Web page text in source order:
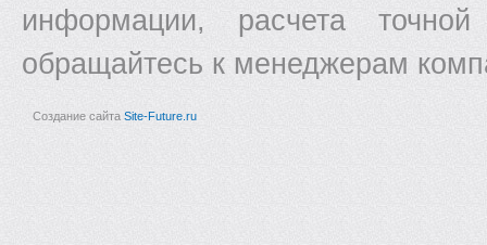
информации, расчета
обращайтесь к менеджерам
Создание сайта Site-Future.ru